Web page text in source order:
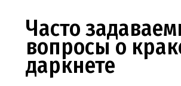
Часто
вопросы о
даркнете